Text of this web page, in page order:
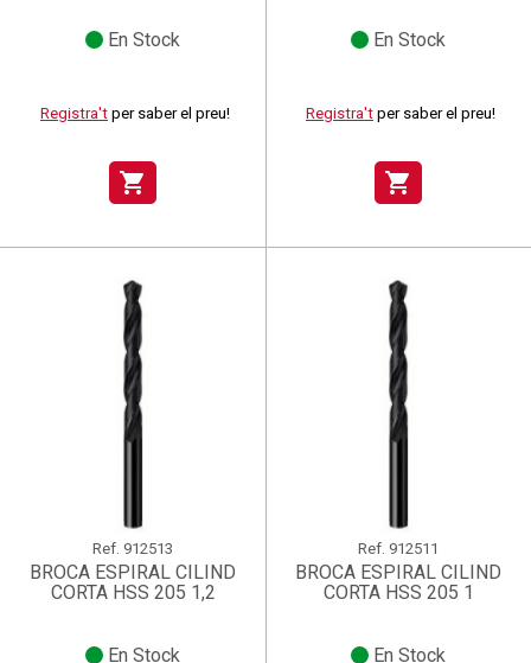
En Stock
Registra't per saber el preu!
shopping_cart
En Stock
Registra't per saber el preu!
shopping_cart
Ref. 912513
BROCA ESPIRAL CILIND
CORTA HSS 205 1,2
En Stock
Ref. 912511
BROCA ESPIRAL CILIND
CORTA HSS 205 1
En Stock